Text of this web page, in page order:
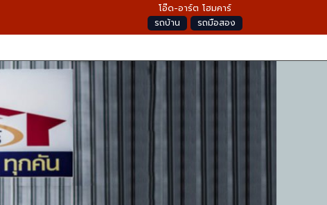
โอ๊ด-อาร์ต โฮมคาร์
รถบ้าน
รถมือสอง